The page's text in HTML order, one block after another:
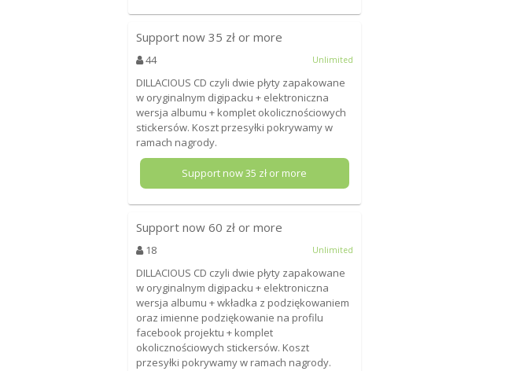
Support now35 zł or more
44 Unlimited
DILLACIOUS CD czyli dwie płyty zapakowane
w oryginalnym digipacku + elektroniczna
wersja albumu + komplet okolicznościowych
stickersów. Koszt przesyłki pokrywamy w
ramach nagrody.
Support now35 zł or more
Support now60 zł or more
18 Unlimited
DILLACIOUS CD czyli dwie płyty zapakowane
w oryginalnym digipacku + elektroniczna
wersja albumu + wkładka z podziękowaniem
oraz imienne podziękowanie na profilu
facebook projektu + komplet
okolicznościowych stickersów. Koszt
przesyłki pokrywamy w ramach nagrody.